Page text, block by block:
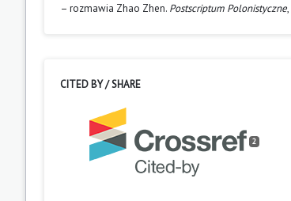
– rozmawia Zhao Zhen. Postscriptum Polonistyczne,
CITED BY / SHARE
2